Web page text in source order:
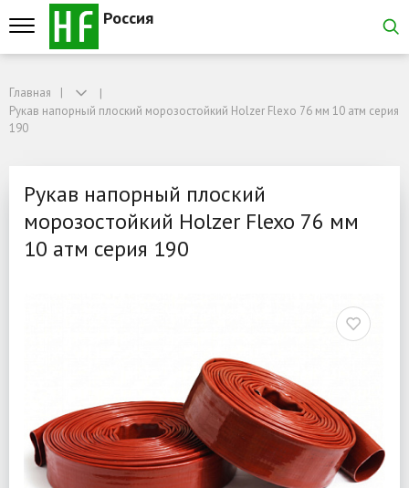
Россия
Рукав напорный плоский морозостойкий Holzer Flexo 76 мм 10 атм серия
Рукав напорный
Главная
Рукав напорный плоский морозостойкий Holzer Flexo 76 мм 10 атм серия
190
Рукав напорный плоский
морозостойкий Holzer Flexo 76 мм
10 атм серия 190